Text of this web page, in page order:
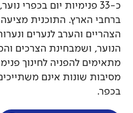
כ-33 פנימיות יום בכפרי
ברחבי הארץ. התוכנית
הצהריים והערב לנערים
הנוער, ושמבחינת הצרכים
מתאימים להפניה לחינוך
מסיבות שונות אינם
בכפר.